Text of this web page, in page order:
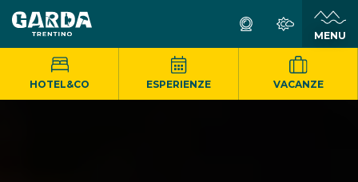
MENU
HOTEL&CO ESPERIENZE VACANZE